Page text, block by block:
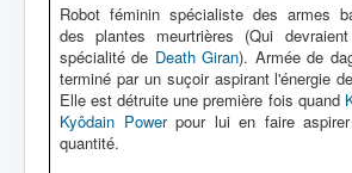
Robot féminin spécialiste des armes
des plantes meurtrières (Qui
spécialité de Death Giran). Armée de
terminé par un suçoir aspirant l'énergie
Elle est détruite une première fois quand
Kyôdain Powerpour lui en faire
quantité.